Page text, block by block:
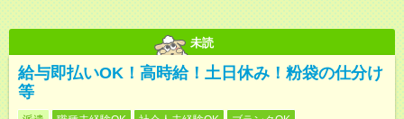
未読
給与即払いOK！高時給！土日休み！粉袋の仕分け
等